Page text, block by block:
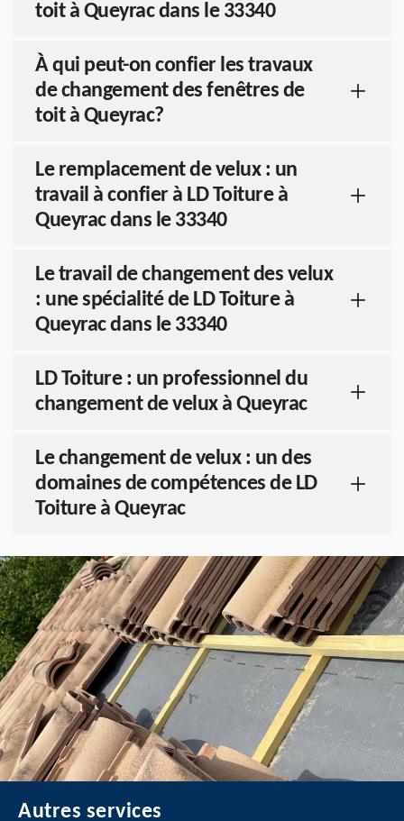
toit à Queyrac dans le 33340
À qui peut-on confier les travaux
de changement des fenêtres de
toit à Queyrac?
Le remplacement de velux : un
travail à confier à LD Toiture à
Queyrac dans le 33340
Le travail de changement des velux
: une spécialité de LD Toiture à
Queyrac dans le 33340
LD Toiture : un professionnel du
changement de velux à Queyrac
Le changement de velux : un des
domaines de compétences de LD
Toiture à Queyrac
Autres services